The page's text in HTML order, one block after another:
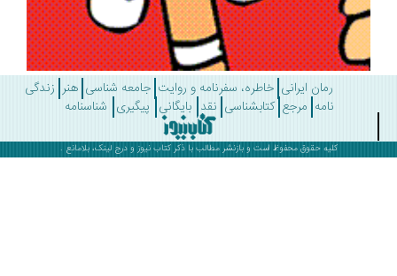
رمان ایرانی خاطره، سفرنامه و روایت جامعه شناسی هنر زندگی
مرجع کتابشناسی نقد بایگانی پیگیری شناسنامه
کلیه حقوق محفوظ است و بازنشر مطالب با ذکرکتاب نیوزو درج لینک، بلامانع .